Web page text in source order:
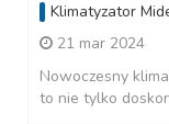
Klimatyzator
21 mar 2024
Nowoczesny
to nie tylko